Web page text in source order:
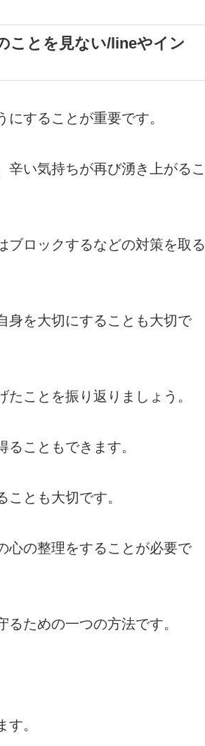
ことを見ない/lineやイン
することが重要です。
い気持ちが再び湧き上がるこ
ブロックするなどの対策を取る
身を大切にすることも大切で
ことを振り返りましょう。
こともできます。
とも大切です。
心の整理をすることが必要で
ための一つの方法です。
。